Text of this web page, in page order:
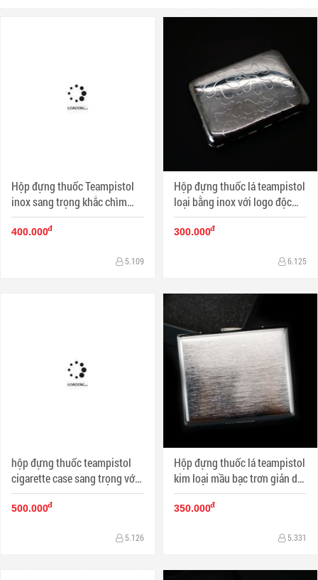
Hộp đựng thuốc Teampistol
inox sang trọng khắc chìm
chiếc lá Canabis (loại 16 điếu)
400.000đ
5.109
Hộp đựng thuốc lá teampistol
loại bằng inox với logo độc
đáo đẹp mắt (16 điếu)
300.000đ
6.125
hộp đựng thuốc teampistol
cigarette case sang trọng với
những hoa văn độc đáo (loại
16 điếu)
500.000đ
5.126
Hộp đựng thuốc lá teampistol
kim loại mầu bạc trơn giản dị (
loại 16 điếu)
350.000đ
5.331